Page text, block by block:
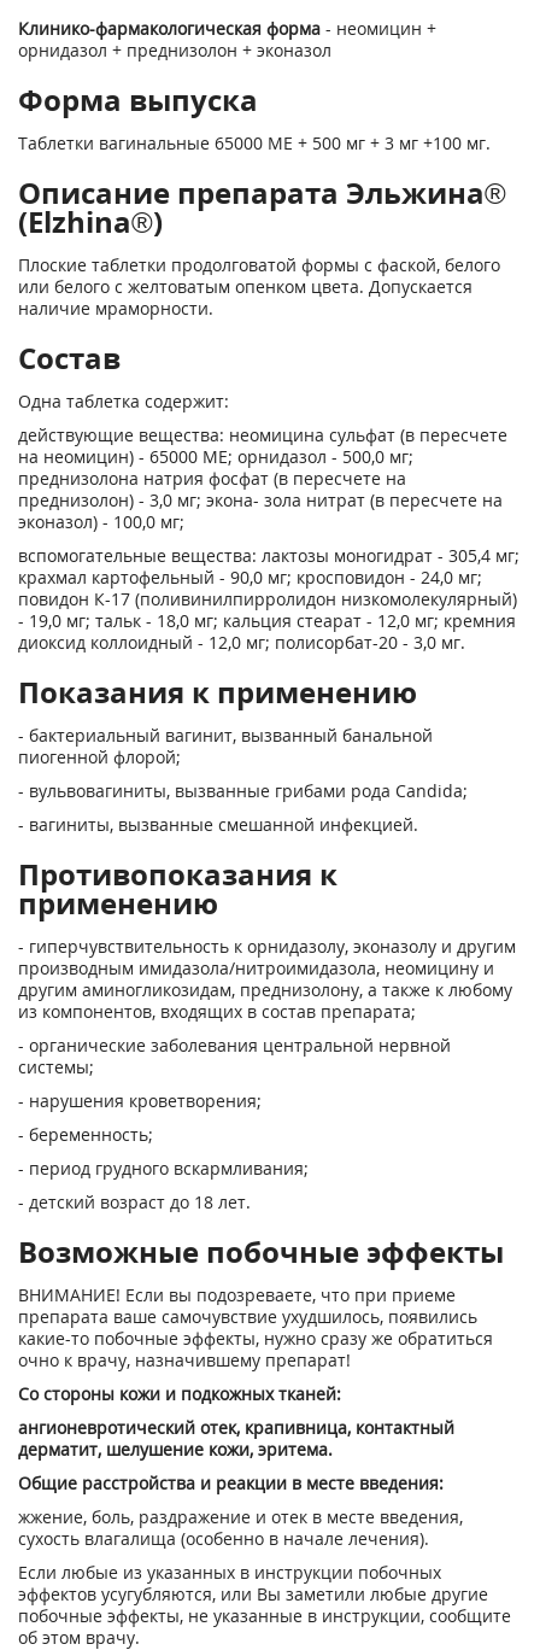
Клинико-фармакологическая форма - неомицин +
орнидазол + преднизолон + эконазол
Форма выпуска
Таблетки вагинальные 65000 ME + 500 мг + 3 мг +100 мг.
Описание препарата Эльжина®
(Elzhina®)
Плоские таблетки продолговатой формы с фаской, белого
или белого с желтоватым опенком цвета. Допускается
наличие мраморности.
Состав
Одна таблетка содержит:
действующие вещества: неомицина сульфат (в пересчете
на неомицин) - 65000 ME; орнидазол - 500,0 мг;
преднизолона натрия фосфат (в пересчете на
преднизолон) - 3,0 мг; экона- зола нитрат (в пересчете на
эконазол) - 100,0 мг;
вспомогательные вещества: лактозы моногидрат - 305,4 мг;
крахмал картофельный - 90,0 мг; кросповидон - 24,0 мг;
повидон К-17 (поливинилпирролидон низкомолекулярный)
- 19,0 мг; тальк - 18,0 мг; кальция стеарат - 12,0 мг; кремния
диоксид коллоидный - 12,0 мг; полисорбат-20 - 3,0 мг.
Показания к применению
- бактериальный вагинит, вызванный банальной
пиогенной флорой;
- вульвовагиниты, вызванные грибами рода Candida;
- вагиниты, вызванные смешанной инфекцией.
Противопоказания к
применению
- гиперчувствительность к орнидазолу, эконазолу и другим
производным имидазола/нитроимидазола, неомицину и
другим аминогликозидам, преднизолону, а также к любому
из компонентов, входящих в состав препарата;
- органические заболевания центральной нервной
системы;
- нарушения кроветворения;
- беременность;
- период грудного вскармливания;
- детский возраст до 18 лет.
Возможные побочные эффекты
ВНИМАНИЕ! Если вы подозреваете, что при приеме
препарата ваше самочувствие ухудшилось, появились
какие-то побочные эффекты, нужно сразу же обратиться
очно к врачу, назначившему препарат!
Со стороны кожи и подкожных тканей:
ангионевротический отек, крапивница, контактный
дерматит, шелушение кожи, эритема.
Общие расстройства и реакции в месте введения:
жжение, боль, раздражение и отек в месте введения,
сухость влагалища (особенно в начале лечения).
Если любые из указанных в инструкции побочных
эффектов усугубляются, или Вы заметили любые другие
побочные эффекты, не указанные в инструкции, сообщите
об этом врачу.